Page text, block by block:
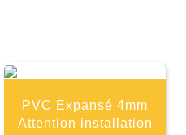
PVC Expansé 4mm
Attention installation